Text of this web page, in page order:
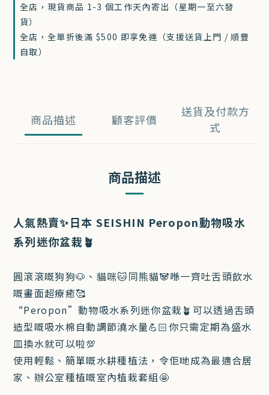
全店，現貨商品 1-3 個工作天內寄出（星期一至六發
貨）
全店，全單折後滿 $500 即享免運（支援送貨上門 / 順豐
自取）
商品描述
送貨及付款方
式
顧客評價
商品描述
人氣熱賣✨日本 SEISHIN Peropon動物吸水
系列迷你盆栽🪴
圓滾滾嘅狗狗🐶、貓咪🐱同熊貓🐼喺一齊吐舌頭飲水
嘅畫面超療癒🥰
“Peropon”動物吸水系列迷你盆栽🪴可以透過舌頭
造型嘅吸水棉自動調節澆水量💪🏻你只需定期為盛水
皿換水就可以啦💯
使用輕鬆、簡單嘅水耕種植法，令佢哋成為最適合居
家、辦公室種植嘅室內植栽套組🤩